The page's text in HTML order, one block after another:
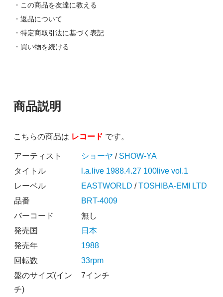
・この商品を友達に教える
・返品について
・特定商取引法に基づく表記
・買い物を続ける
商品説明
こちらの商品は レコード です。
アーティスト ショーヤ / SHOW-YA
タイトル
l.a.live 1988.4.27 100live vol.1
レーベル
EASTWORLD /TOSHIBA-EMI LTD
品番
BRT-4009
バーコード
無し
発売国
日本
発売年
1988
回転数
33rpm
盤のサイズ(イン
チ)
7インチ